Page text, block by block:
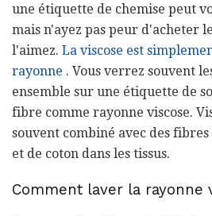
une étiquette de chemise peut
mais n'ayez pas peur d'acheter
l'aimez. La viscose est
rayonne . Vous verrez souvent
ensemble sur une étiquette de
fibre comme rayonne viscose.
souvent combiné avec des fibres
et de coton dans les tissus.
Comment laver la rayonne